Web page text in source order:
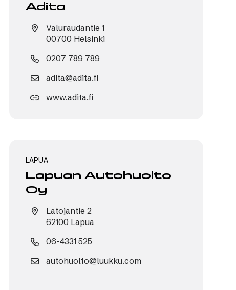
Adita
Valuraudantie 1
00700 Helsinki
0207 789 789
adita@adita.fi
www.adita.fi
LAPUA
Lapuan Autohuolto
Oy
Latojantie 2
62100 Lapua
06-4331 525
autohuolto@luukku.com